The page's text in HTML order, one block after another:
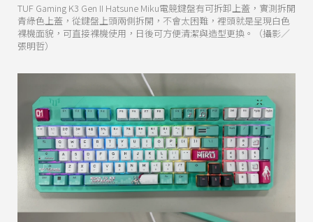
TUF Gaming K3 Gen II Hatsune Miku電競鍵盤有可拆卸上蓋，實測拆開
青綠色上蓋，從鍵盤上頭兩側拆開，不會太困難，裡頭就是呈現白色
裸機面貌，可直接裸機使用，日後可方便清潔與造型更換。（攝影／
張明哲）